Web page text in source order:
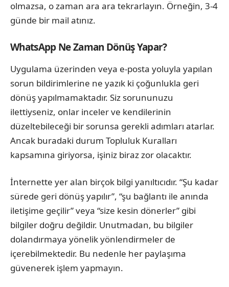
olmazsa, o zaman ara ara tekrarlayın. Örneğin, 3-4
günde bir mail atınız.
WhatsApp Ne Zaman Dönüş Yapar?
Uygulama üzerinden veya e-posta yoluyla yapılan
sorun bildirimlerine ne yazık ki çoğunlukla geri
dönüş yapılmamaktadır. Siz sorununuzu
ilettiyseniz, onlar inceler ve kendilerinin
düzeltebileceği bir sorunsa gerekli adımları atarlar.
Ancak buradaki durum Topluluk Kuralları
kapsamına giriyorsa, işiniz biraz zor olacaktır.
İnternette yer alan birçok bilgi yanıltıcıdır. “Şu kadar
sürede geri dönüş yapılır”, “şu bağlantı ile anında
iletişime geçilir” veya “size kesin dönerler” gibi
bilgiler doğru değildir. Unutmadan, bu bilgiler
dolandırmaya yönelik yönlendirmeler de
içerebilmektedir. Bu nedenle her paylaşıma
güvenerek işlem yapmayın.